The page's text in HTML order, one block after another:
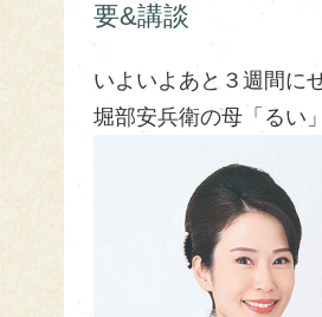
要&講談
いよいよあと３週間に
堀部安兵衛の母「るい